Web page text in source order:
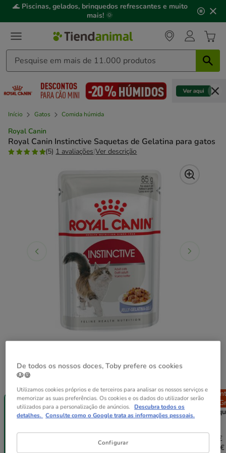
3,
mensagem,
🌊 Piscinas, gelados, brinquedos refrescantes e muito
mais! 🌞
Início Gatos Comida húmida
Royal Canin
Royal Canin Instinctive Saquetas de Gelatina para gatos
(5) 1 avaliações|Ver descrição
Peso:85 g
85 g
Entrega
Grátis
12 saquetas x
85 g
Entrega
Grátis
(19.48€ / kg)
24 saquetas x
85 g
Entrega
Grátis
48
76.25€
De todos os nossos doces, Toby prefere os cookies
🐶🍪
Utilizamos cookies próprios e de terceiros para analisar os nossos serviços e
memorizar as suas preferências. Os cookies e os dados do utilizador serão
utilizados para a personalização de anúncios. Descubra todos os
detalhes. Consulte como o Google trata as informações pessoais.
Configurar